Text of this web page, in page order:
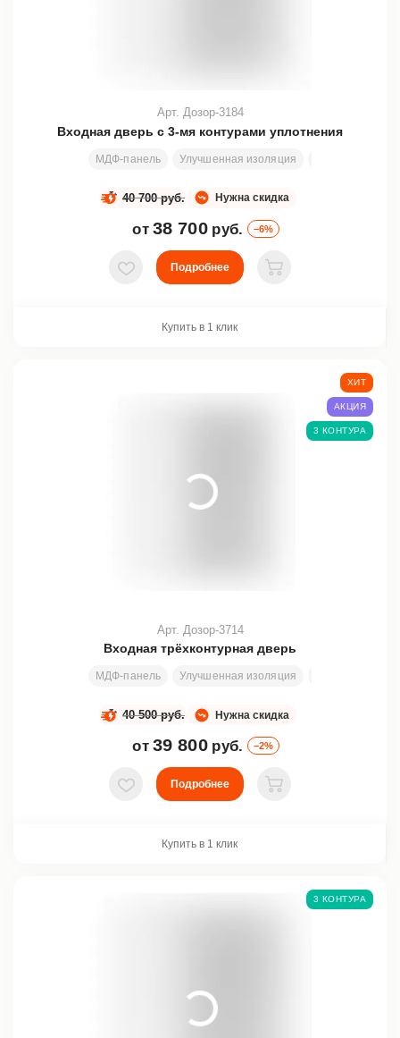
Входная дверь с 3-мя контурами уплотнения
МДФ-панель Улучшенная изоляция
Арт. Дозор-3184
Нужна скидка
40 700 руб.
от 38 700 руб. –6%
В избранное
Подробнее
В корзину
Купить в 1 клик
Входная трёхконтурная дверь
МДФ-панель Улучшенная изоляция
Арт. Дозор-3714
Нужна скидка
40 500 руб.
от 39 800 руб. –2%
ХИТ
АКЦИЯ
3 КОНТУРА
В избранное
Подробнее
В корзину
Купить в 1 клик
3 КОНТУРА